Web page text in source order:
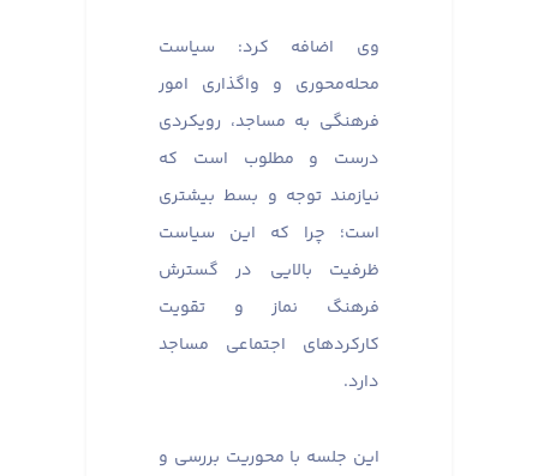
وی اضافه کرد: سیاست
محله‌محوری و واگذاری امور
فرهنگی به مساجد، رویکردی
درست و مطلوب است که
نیازمند توجه و بسط بیشتری
است؛ چرا که این سیاست
ظرفیت بالایی در گسترش
فرهنگ نماز و تقویت
کارکردهای اجتماعی مساجد
دارد.
این جلسه با محوریت بررسی و